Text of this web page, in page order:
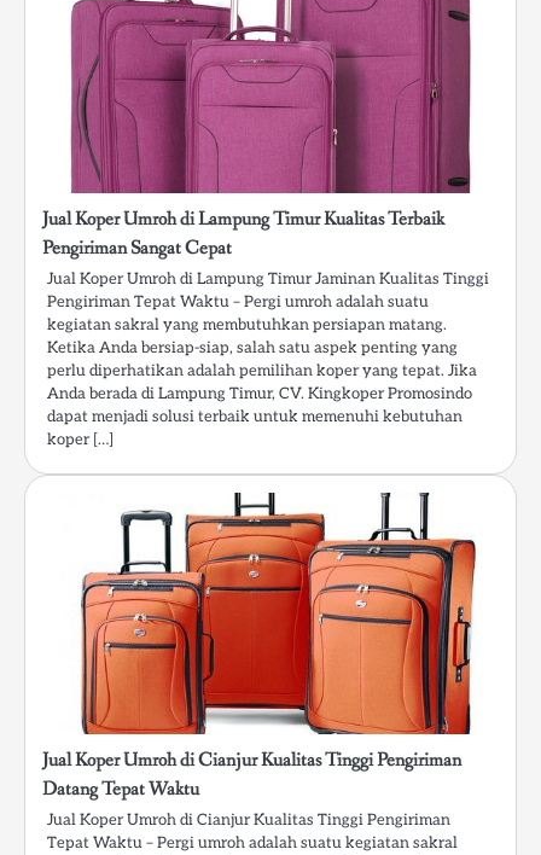
Jual Koper Umroh di Lampung Timur Kualitas Terbaik
Pengiriman Sangat Cepat
Jual Koper Umroh di Lampung Timur Jaminan Kualitas Tinggi
Pengiriman Tepat Waktu – Pergi umroh adalah suatu
kegiatan sakral yang membutuhkan persiapan matang.
Ketika Anda bersiap-siap, salah satu aspek penting yang
perlu diperhatikan adalah pemilihan koper yang tepat. Jika
Anda berada di Lampung Timur, CV. Kingkoper Promosindo
dapat menjadi solusi terbaik untuk memenuhi kebutuhan
koper […]
Jual Koper Umroh di Cianjur Kualitas Tinggi Pengiriman
Datang Tepat Waktu
Jual Koper Umroh di Cianjur Kualitas Tinggi Pengiriman
Tepat Waktu – Pergi umroh adalah suatu kegiatan sakral